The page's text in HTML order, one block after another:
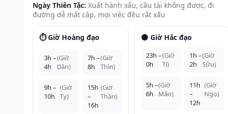
Ngày Thiên Tặc: Xuất hành xấu, cầu tài không được, đi
đường dễ mất cắp, mọi việc đều rất xấu
⏱️ Giờ Hoàng đạo
3h –
4h
(Giờ
Dần)
7h –
8h
(Giờ
Thìn)
9h –
10h
(Giờ
Tỵ)
15h
–
16h
(Giờ
Thân)
🌑 Giờ Hắc đạo
23h –
0h
(Giờ
Tí)
1h –
2h
(Giờ
Sửu)
5h –
6h
(Giờ
Mão)
11h
–
12h
(Giờ
Ngọ)